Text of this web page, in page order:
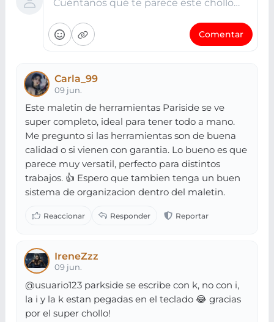
Cuéntanos qué te parece este chollo…
Comentar
Carla_99
09 jun.
Este maletin de herramientas Pariside se ve
super completo, ideal para tener todo a mano.
Me pregunto si las herramientas son de buena
calidad o si vienen con garantia. Lo bueno es que
parece muy versatil, perfecto para distintos
trabajos. 👍 Espero que tambien tenga un buen
sistema de organizacion dentro del maletin.
IreneZzz
09 jun.
@usuario123 parkside se escribe con k, no con i,
la i y la k estan pegadas en el teclado 😂 gracias
por el super chollo!